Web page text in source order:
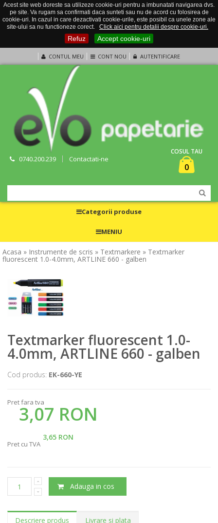
Acest site web doreste sa utilizeze cookie-uri pentru a imbunatati navigarea dvs.
pe site. Va rugam sa confirmati daca sunteti sau nu de acord cu folosirea de
cookie-uri. In cazul in care dezactivati cookie-urile, este posibil ca unele zone ale
site-ului sa nu functioneze corect.
Click aici pentru detalii despre cookie-uri.
Refuz Accept cookie-uri
CONTUL MEU CONT NOU AUTENTIFICARE
0740.200.239 Contactati-ne
COSUL TAU
0
Categorii produse
MENIU
Acasa » Instrumente de scris » Textmarkere » Textmarker
fluorescent 1.0-4.0mm, ARTLINE 660 - galben
Textmarker fluorescent 1.0-
4.0mm, ARTLINE 660 - galben
Cod produs: EK-660-YE
Pret fara tva
3,07 RON
3,65 RON
Pret cu TVA
Adauga in cos
Descriere produs Livrare si plata